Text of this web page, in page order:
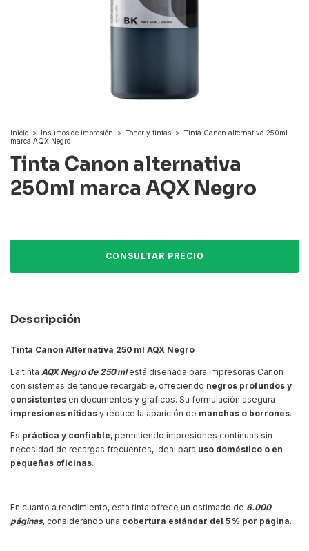
Inicio > Insumos de impresión > Toner y tintas > Tinta Canon alternativa 250ml
marca AQX Negro
Tinta Canon alternativa
250ml marca AQX Negro
Descripción
Tinta Canon Alternativa 250 ml AQX Negro
La tinta AQX Negro de 250 mlestá diseñada para impresoras Canon
con sistemas de tanque recargable, ofreciendo negros profundos y
consistentes en documentos y gráficos. Su formulación asegura
impresiones nítidas y reduce la aparición de manchas o borrones.
Es práctica y confiable, permitiendo impresiones continuas sin
necesidad de recargas frecuentes, ideal para uso doméstico o en
pequeñas oficinas.
En cuanto a rendimiento, esta tinta ofrece un estimado de 6.000
páginas, considerando una cobertura estándar del 5 % por página.